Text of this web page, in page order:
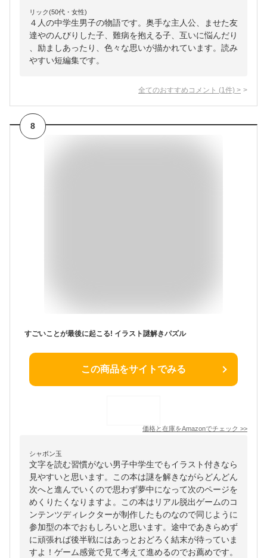
リック(50代・女性)
４人の中学生男子の物語です。奥手な主人公、ませた友
達やのんびりした子、難病を抱える子、互いに悩んだり
、励ましあったり、色々な思いが描かれています。読み
やすい短編集です。
全てのおすすめコメント (1 件) >
8
すごいことが最後に起こる! イラスト謎解きパズル
この商品をサイトでみる
価格と在庫をAmazonでチェック >>
シャボン玉
文字を読む習慣がない男子中学生でもイラスト付きなら
見やすいと思います。この本は謎を解きながらどんどん
次へと進んでいくので思わず夢中になって次のページを
めくりたくなりますよ。この本はリアル脱出ゲームのコ
ンテンツディレクターが制作したものなので同じように
参加型の本でおもしろいと思います。途中であきらめず
に頑張れば後半戦にはあっとおどろく結末が待っていま
すよ！ゲーム感覚で見て考えて進めるのでお薦めです。